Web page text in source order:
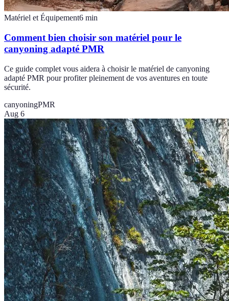
Matériel et Équipement6 min
Comment bien choisir son matériel pour le
canyoning adapté PMR
Ce guide complet vous aidera à choisir le matériel de canyoning
adapté PMR pour profiter pleinement de vos aventures en toute
sécurité.
canyoningPMR
Aug 6